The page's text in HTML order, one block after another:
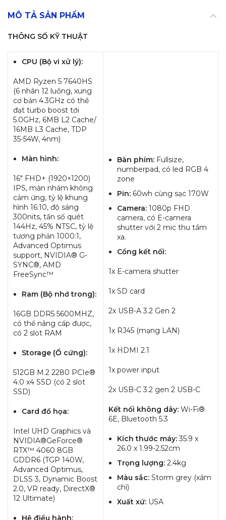
MÔ TẢ SẢN PHẨM
THÔNG SỐ KỸ THUẬT
CPU (Bộ vi xử lý):
AMD Ryzen 5 7640HS
(6 nhân 12 luồng, xung
cơ bản 4.3GHz có thể
đạt turbo boost tới
5.0GHz, 6MB L2 Cache/
16MB L3 Cache, TDP
35-54W, 4nm)
Màn hình:
16″ FHD+ (1920×1200)
IPS, màn nhám không
cảm ứng, tỷ lệ khung
hình 16:10, độ sáng
300nits, tần số quét
144Hz, 45% NTSC, tỷ lệ
tương phản 1000:1,
Advanced Optimus
support, NVIDIA® G-
SYNC®, AMD
FreeSync™
Ram (Bộ nhớ trong):
16GB DDR5 5600MHZ,
có thể nâng cấp được,
có 2 slot RAM
Storage (Ổ cứng):
512GB M.2 2280 PCIe®
4.0 x4 SSD (có 2 slot
SSD)
Card đồ họa:
Intel UHD Graphics và
NVIDIA®GeForce®
RTX™ 4060 8GB
GDDR6 (TGP 140W,
Advanced Optimus,
DLSS 3, Dynamic Boost
2.0, VR ready, DirectX®
12 Ultimate)
Hệ điều hành:
Bàn phím: Fullsize,
numberpad, có led RGB 4
zone
Pin: 60wh cùng sạc 170W
Camera: 1080p FHD
camera, có E-camera
shutter với 2 mic thu tầm
xa.
Cổng kết nối:
1x E-camera shutter
1x SD card
2x USB-A 3.2 Gen 2
1x RJ45 (mạng LAN)
1x HDMI 2.1
1x power input
2x USB-C 3.2 gen 2 USB-C
Kết nối không dây: Wi-Fi®
6E, Bluetooth 5.3
Kích thước máy:35.9 x
26.0 x 1.99-2.52cm
Trọng lượng: 2.4kg
Màu sắc: Storm grey (xám
chì)
Xuất xứ: USA